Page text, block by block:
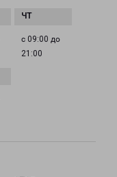
с 09:00 до
21:00